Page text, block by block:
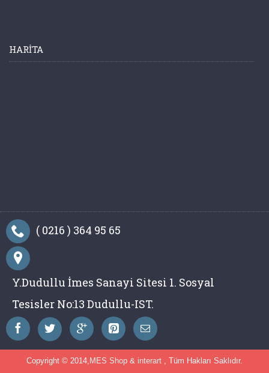
HARITA
( 0216 ) 364 95 65
Y.Dudullu İmes Sanayi Sitesi 1. Sosyal
Tesisler No:13 Dudullu-IST.
Copyright © 2014, MES Shop & interart , Tüm Hakları Saklıdır.